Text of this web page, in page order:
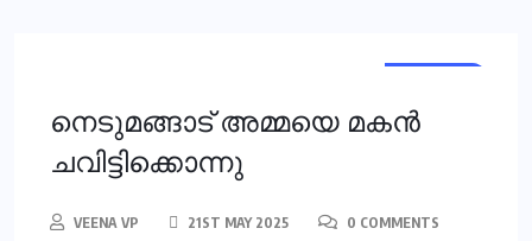
നെടുമങ്ങാട് അമ്മയെ മകന്‍
ചവിട്ടിക്കൊന്നു
VEENA VP 21ST MAY 2025 0 COMMENTS